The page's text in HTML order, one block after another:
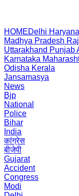
HOMEDelhi Haryana
Madhya Pradesh
Uttarakhand Punjab
Karnataka
Odisha Kerala
Jansamasya
News
Bjp
National
Police
Bihar
India
कांग्रेस
बीजेपी
Gujarat
Accident
Congress
Modi